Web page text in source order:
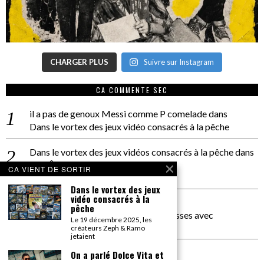
CHARGER PLUS Suivre sur Instagram
CA COMMENTE SEC
il a pas de genoux Messi comme P comeladedans
Dans le vortex des jeux vidéo consacrés à la pêche
Dans le vortex des jeux vidéos consacrés à la pêchedans
PACÔME THIELLEMENT
La séance d’Hip Gnose
La Patrie
dans
On a parlé Dolce Vita et lutte des classes avec
Bernardino Femminielli
carte noire negra à l'o tiededans
CA VIENT DE SORTIR
Dans le vortex des jeux
vidéo consacrés à la
pêche
Le 19 décembre 2025, les
créateurs Zeph & Ramo
jetaient
On a parlé Dolce Vita et